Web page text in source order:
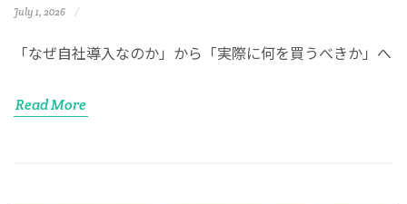
July 1, 2026
「なぜ自社導入なのか」から「実際に何を買うべきか」へ
Read More